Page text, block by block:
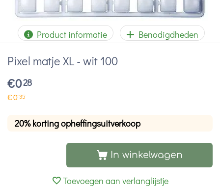
Product informatie Benodigdheden
Pixel matje XL - wit 100
€028
€035
20% korting opheffingsuitverkoop
In winkelwagen
Toevoegen aan verlanglijstje